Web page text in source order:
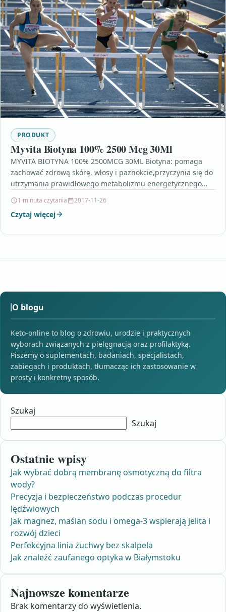
PRODUKT
Myvita Biotyna 100% 2500 Mcg 30Ml
MYVITA BIOTYNA 100% 2500MCG 30ML Biotyna: pomaga
zachować zdrową skórę, włosy i paznokcie,przyczynia się do
utrzymania prawidłowego metabolizmu energetycznego
1 minuta czytania 2017-11-26
Czytaj więcej
O blogu
Keto-online to blog o zdrowiu, urodzie i praktycznych
wyborach związanych z pielęgnacją oraz profilaktyką.
Piszemy o suplementach, badaniach, specjalistach,
zabiegach i produktach, tłumacząc ich zastosowanie w
prosty i konkretny sposób.
Szukaj
Szukaj
Ostatnie wpisy
Jak wybrać dobrą membranę osmotyczną do filtra
wody?
Precyzja i bezpieczeństwo podczas procedur
lędźwiowych
Jak magnez, maślan sodu i omega-3 wspierają jelita i
rozwój dzieci
Perfekcyjna linia żuchwy bez skalpela
Jak znaleźć zaufanego optyka w Białymstoku
Najnowsze komentarze
Brak komentarzy do wyświetlenia.